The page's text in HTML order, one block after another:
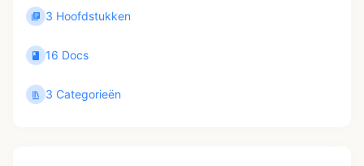
3 Hoofdstukken
16 Docs
3 Categorieën